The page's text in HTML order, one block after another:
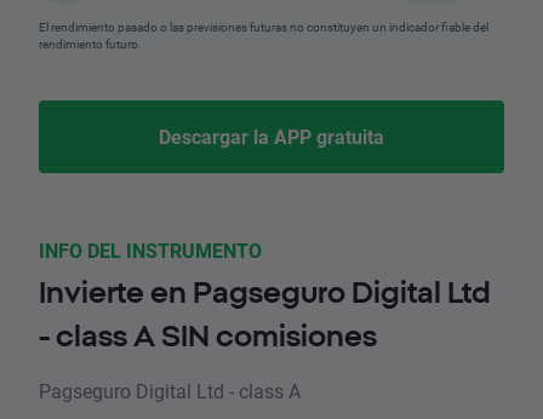
El rendimiento pasado o las previsiones futuras no constituyen un indicador fiable del
rendimiento futuro.
Descargar la APP gratuita
INFO DEL INSTRUMENTO
Invierte en Pagseguro Digital Ltd
- class A SIN comisiones
Pagseguro Digital Ltd - class A